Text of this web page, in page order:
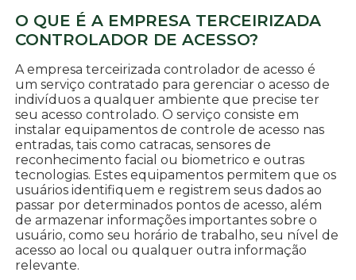
O QUE É A EMPRESA TERCEIRIZADA
CONTROLADOR DE ACESSO?
A empresa terceirizada controlador de acesso é
um serviço contratado para gerenciar o acesso de
indivíduos a qualquer ambiente que precise ter
seu acesso controlado. O serviço consiste em
instalar equipamentos de controle de acesso nas
entradas, tais como catracas, sensores de
reconhecimento facial ou biometrico e outras
tecnologias. Estes equipamentos permitem que os
usuários identifiquem e registrem seus dados ao
passar por determinados pontos de acesso, além
de armazenar informações importantes sobre o
usuário, como seu horário de trabalho, seu nível de
acesso ao local ou qualquer outra informação
relevante.